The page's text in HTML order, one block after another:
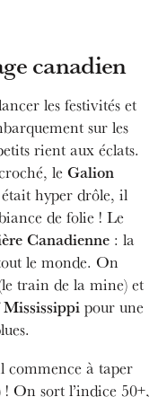
canadien
les festivités et
sur les
rient aux éclats.
le Galion
hyper drôle, il
de folie ! Le
Canadienne : la
le monde. On
train de la mine) et
pour une
commence à taper
On sort l’indice 50+,